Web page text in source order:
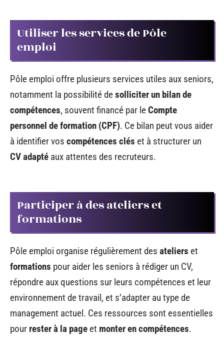
Utiliser les services de Pôle
emploi
Pôle emploi offre plusieurs services utiles aux seniors,
notamment la possibilité desolliciter un bilan de
compétences, souvent financé par leCompte
personnel de formation (CPF). Ce bilan peut vous aider
à identifier vos compétences clés et à structurer un
CV adapté aux attentes des recruteurs.
Participer à des ateliers et
formations
Pôle emploi organise régulièrement des ateliers et
formations pour aider les seniors à rédiger un CV,
répondre aux questions sur leurs compétences et leur
environnement de travail, et s’adapter au type de
management actuel. Ces ressources sont essentielles
pour rester à la page et monter en compétences.